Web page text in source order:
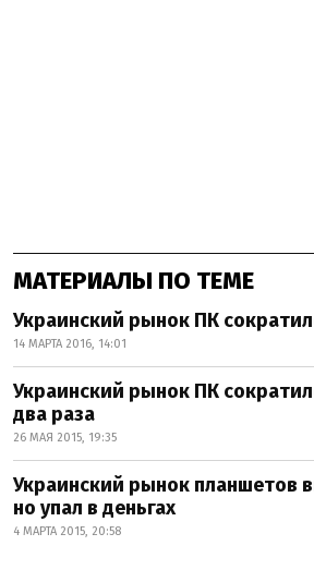
МАТЕРИАЛЫ ПО ТЕМЕ
Украинский рынок ПК
14 МАРТА 2016, 14:01
Украинский рынок ПК
два раза
26 МАЯ 2015, 19:35
Украинский рынок планшетов
но упал в деньгах
4 МАРТА 2015, 20:58